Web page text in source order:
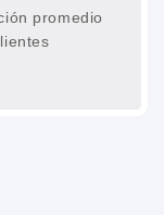
promedio